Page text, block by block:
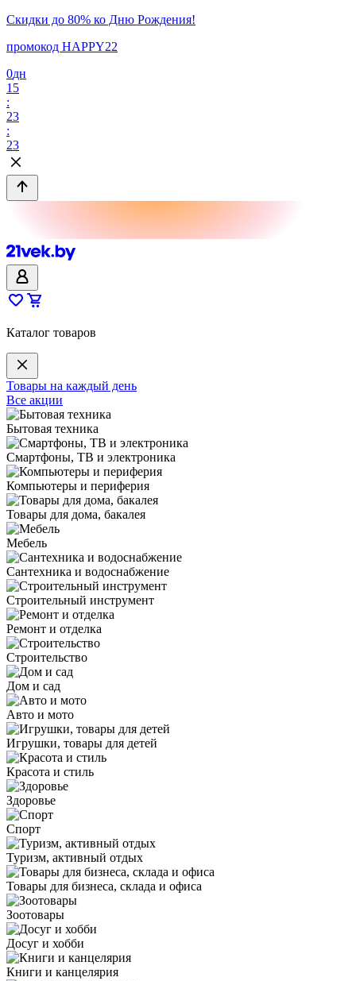
Скидки до 80% ко Дню Рождения!
промокод HAPPY22
0дн
15
:
23
:
23
Каталог товаров
Товары на каждый день
Все акции
Бытовая техника
Смартфоны, ТВ и электроника
Компьютеры и периферия
Товары для дома, бакалея
Мебель
Сантехника и водоснабжение
Строительный инструмент
Ремонт и отделка
Строительство
Дом и сад
Авто и мото
Игрушки, товары для детей
Красота и стиль
Здоровье
Спорт
Туризм, активный отдых
Товары для бизнеса, склада и офиса
Зоотовары
Досуг и хобби
Книги и канцелярия